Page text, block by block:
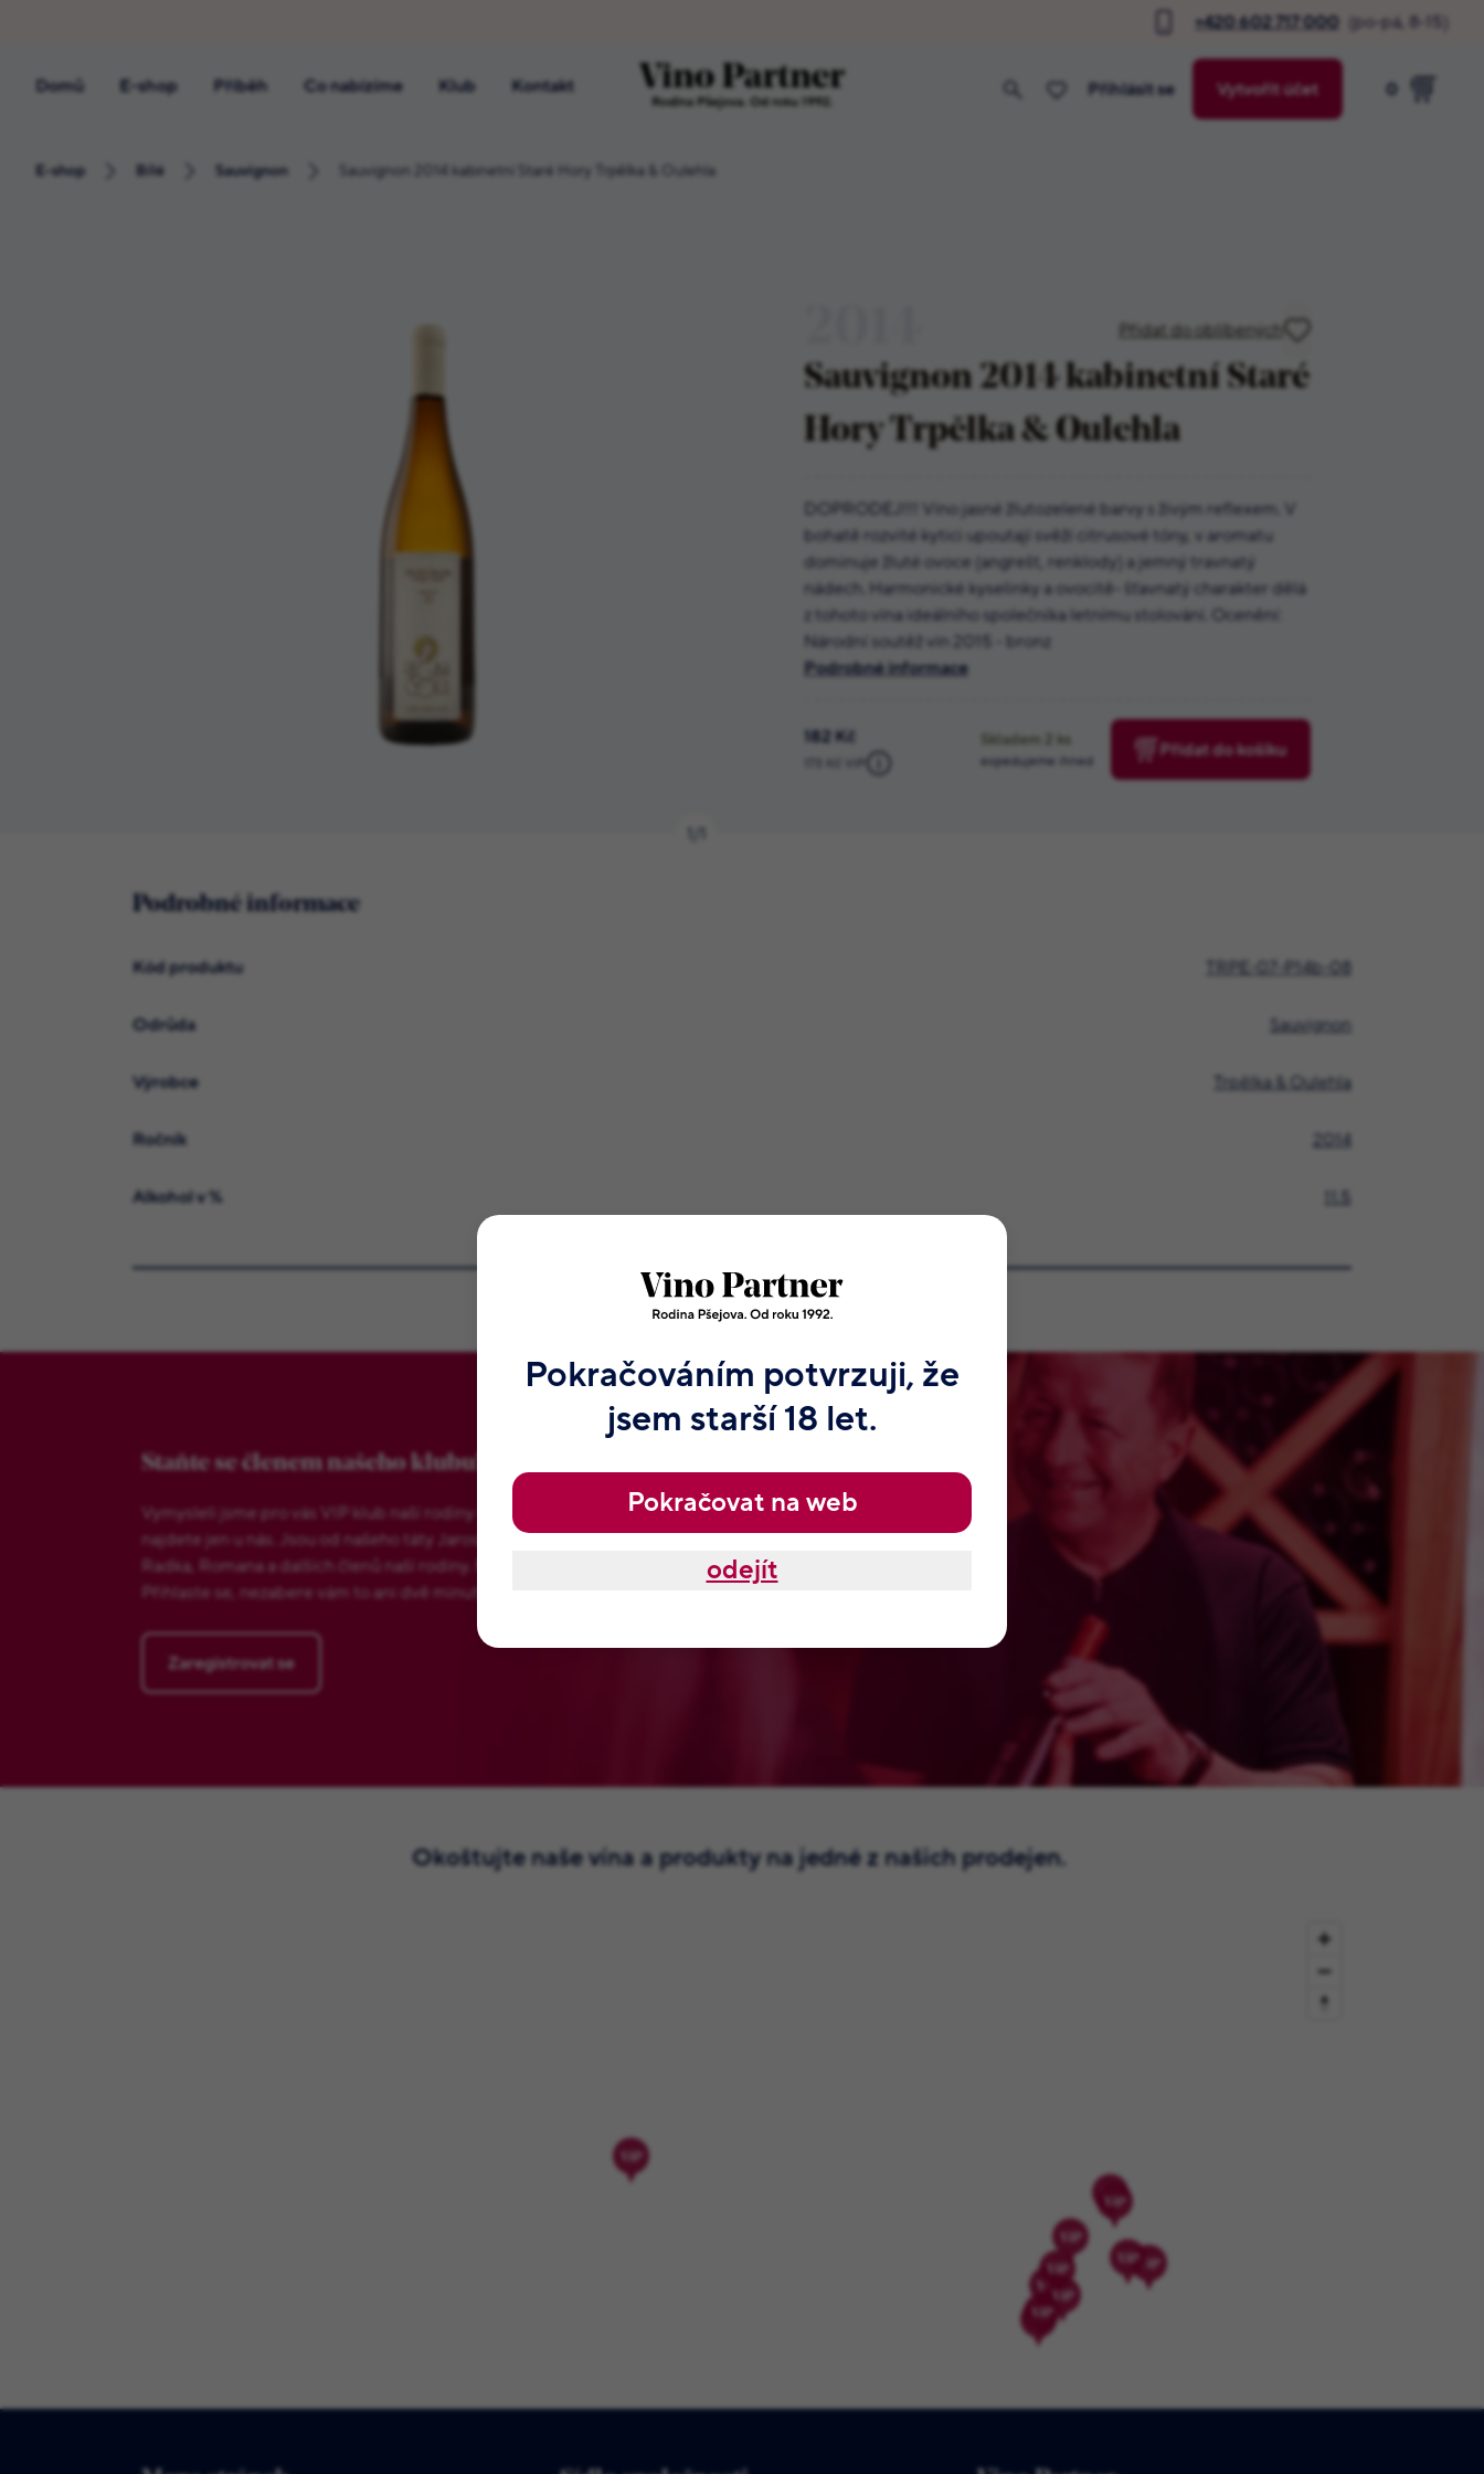
+420 602 717 000 (po-pá, 8-15)
Rodina Pšejova. Od roku 1992.
Domů E-shop Příběh Co nabízíme Klub Kontakt Přihlásit se Vytvořit účet 0
E-shop Bílé Sauvignon Sauvignon 2014 kabinetní Staré Hory Trpělka & Oulehla
Přidat do oblíbených
Sauvignon 2014 kabinetní Staré
Hory Trpělka & Oulehla
DOPRODEJ!!! Víno jasné žlutozelené barvy s živým reflexem. V
bohatě rozvité kytici upoutají svěží citrusové tóny, v aromatu
dominuje žluté ovoce (angrešt, renklody) a jemný travnatý
nádech. Harmonické kyselinky a ovocitě- šťavnatý charakter dělá
z tohoto vína ideálního společníka letnímu stolování. Ocenění:
Národní soutěž vín 2015 - bronz
Podrobné informace
182 Kč
173 Kč ViP
Skladem ks
expedujeme ihned Přidat do košíku
Podrobné informace
Kód produktu TRPE-07-P14b-08
Odrůda Sauvignon
Výrobce Trpělka & Oulehla
Ročník 2014
Alkohol v % 11.5
Všechny podrobné informace
Staňte se členem našeho klubu!
Vymysleli jsme pro vás VIP klub naší rodiny Pšejových. Tyhle odměny, které
najdete jen u nás. Jsou od našeho táty Jaroslava a samozřejmě od Jitky,
Radka, Romana a dalších členů naší rodiny. Nemají je nikde jinde na světě.
Přihlaste se, nezabere vám to ani dvě minuty.
Zaregistrovat se
Okoštujte naše vína a produkty na jedné z našich prodejen.
Pokračováním potvrzuji, že
jsem starší 18 let.
Pokračovat na web
odejít